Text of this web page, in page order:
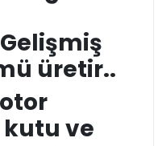
üretir..
kutu ve